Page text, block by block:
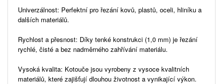
Univerzálnost: Perfektní pro řezání kovů, plastů, oceli, hliníku a
dalších materiálů.
Rychlost a přesnost: Díky tenké konstrukci (1,0 mm) je řezání
rychlé, čisté a bez nadměrného zahřívání materiálu.
Vysoká kvalita: Kotouče jsou vyrobeny z vysoce kvalitních
materiálů, které zajišťují dlouhou životnost a vynikající výkon.